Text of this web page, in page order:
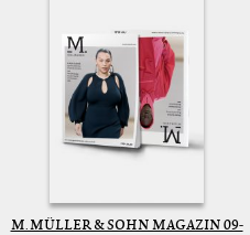
M. MÜLLER & SOHN MAGAZIN 09-